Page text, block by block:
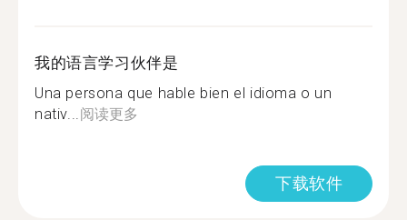
我的语言学习伙伴是
Una persona que hable bien el idioma o un
nativ...阅读更多
下载软件